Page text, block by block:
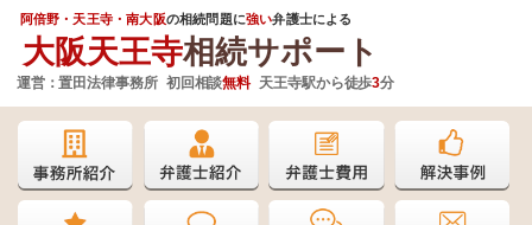
阿倍野・天王寺・南大阪の相続問題に強い弁護士による
大阪天王寺相続サポート
運営：置田法律事務所 初回相談無料 天王寺駅から徒歩3分